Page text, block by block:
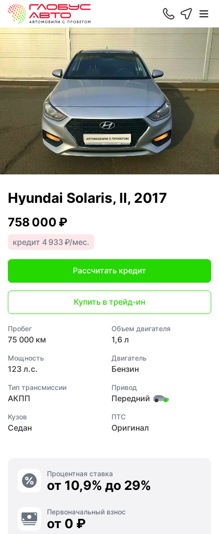
Hyundai Solaris, II, 2017
758 000 ₽
кредит 4 933 ₽/мес.
Рассчитать кредит
Купить в трейд-ин
Пробег
75 000 км
Объем двигателя
1,6 л
Мощность
123 л.с.
Двигатель
Бензин
Тип трансмиссии
АКПП
Привод
Передний
Кузов
Седан
ПТС
Оригинал
Процентная ставка
от 10,9% до 29%
Первоначальный взнос
от 0 ₽